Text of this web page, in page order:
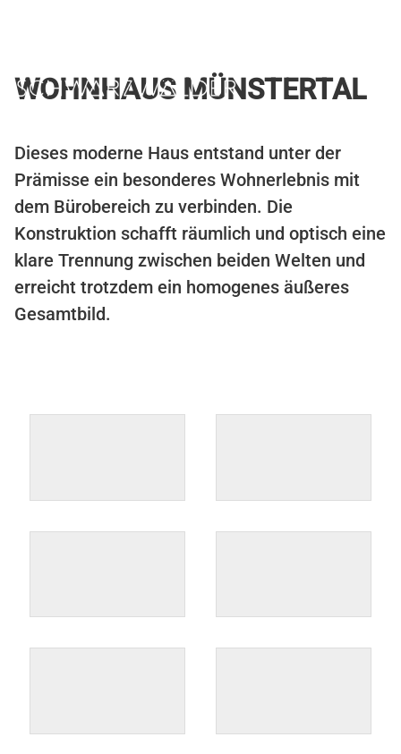
WOHNHAUS MÜNSTERTAL
Dieses moderne Haus entstand unter der
Prämisse ein besonderes Wohnerlebnis mit
dem Bürobereich zu verbinden. Die
Konstruktion schafft räumlich und optisch eine
klare Trennung zwischen beiden Welten und
erreicht trotzdem ein homogenes äußeres
Gesamtbild.